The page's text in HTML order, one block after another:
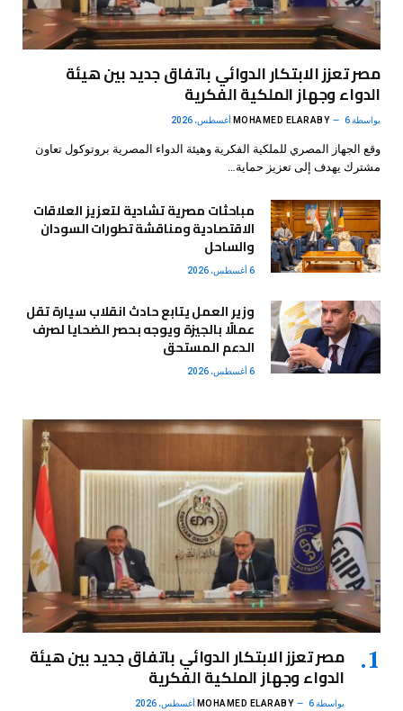
مصر تعزز الابتكار الدوائي باتفاق جديد بين هيئة
الدواء وجهاز الملكية الفكرية
بواسطة MOHAMED ELARABY 6 أغسطس، 2026
وقع الجهاز المصري للملكية الفكرية وهيئة الدواء المصرية بروتوكول تعاون
مشترك يهدف إلى تعزيز حماية…
مباحثات مصرية تشادية لتعزيز العلاقات
الاقتصادية ومناقشة تطورات السودان
والساحل
6 أغسطس، 2026
وزير العمل يتابع حادث انقلاب سيارة تقل
عمالًا بالجيزة ويوجه بحصر الضحايا لصرف
الدعم المستحق
6 أغسطس، 2026
مصر تعزز الابتكار الدوائي باتفاق جديد بين هيئة
الدواء وجهاز الملكية الفكرية
بواسطة MOHAMED ELARABY 6 أغسطس، 2026